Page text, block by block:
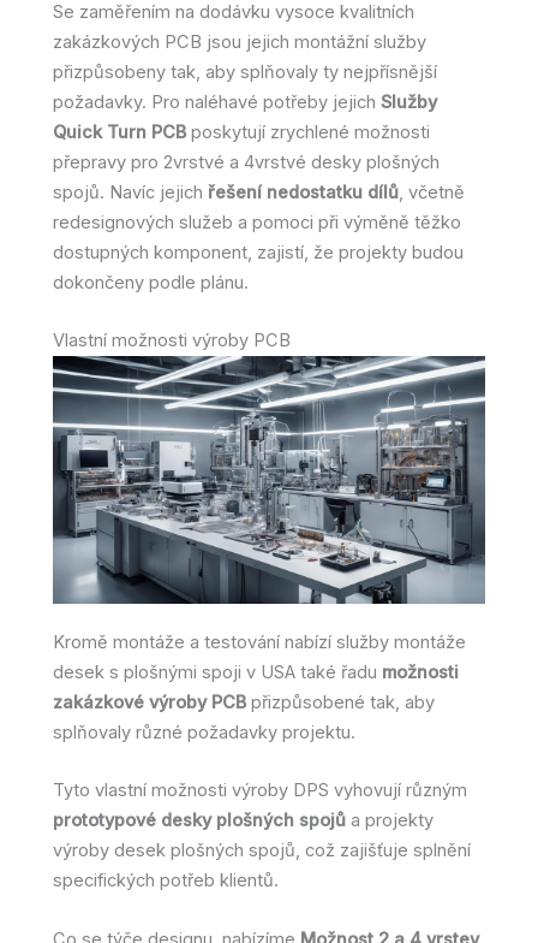
Se zaměřením na dodávku vysoce kvalitních
zakázkových PCB jsou jejich montážní služby
přizpůsobeny tak, aby splňovaly ty nejpřísnější
požadavky. Pro naléhavé potřeby jejich Služby
Quick Turn PCB poskytují zrychlené možnosti
přepravy pro 2vrstvé a 4vrstvé desky plošných
spojů. Navíc jejich řešení nedostatku dílů, včetně
redesignových služeb a pomoci při výměně těžko
dostupných komponent, zajistí, že projekty budou
dokončeny podle plánu.
Vlastní možnosti výroby PCB
Kromě montáže a testování nabízí služby montáže
desek s plošnými spoji v USA také řadu možnosti
zakázkové výroby PCB přizpůsobené tak, aby
splňovaly různé požadavky projektu.
Tyto vlastní možnosti výroby DPS vyhovují různým
prototypové desky plošných spojů a projekty
výroby desek plošných spojů, což zajišťuje splnění
specifických potřeb klientů.